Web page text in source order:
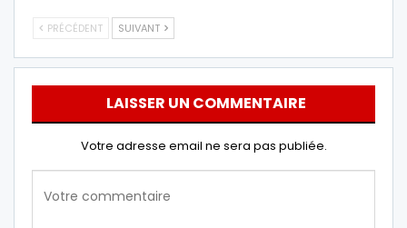
PRÉCÉDENT SUIVANT
LAISSER UN COMMENTAIRE
Votre adresse email ne sera pas publiée.